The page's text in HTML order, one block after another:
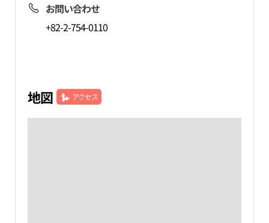
お問い合わせ
+82-2-754-0110
地図 アクセス